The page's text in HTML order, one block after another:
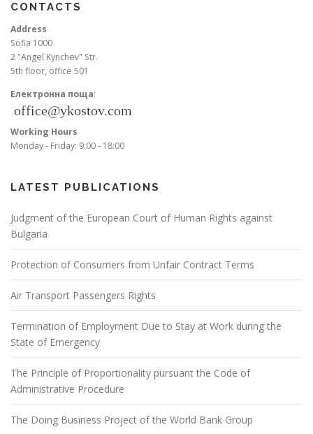
a
v
i
g
a
o
CONTACTS
Address
Sofia 1000
2 "Angel Kynchev" Str.
5th floor, office 501
Електронна поща:
Working Hours
Monday - Friday: 9:00 - 18:00
LATEST PUBLICATIONS
Judgment of the European Court of Human Rights against
Bulgaria
Protection of Consumers from Unfair Contract Terms
Air Transport Passengers Rights
Termination of Employment Due to Stay at Work during the
State of Emergency
The Principle of Proportionality pursuant the Code of
Administrative Procedure
The Doing Business Project of the World Bank Group